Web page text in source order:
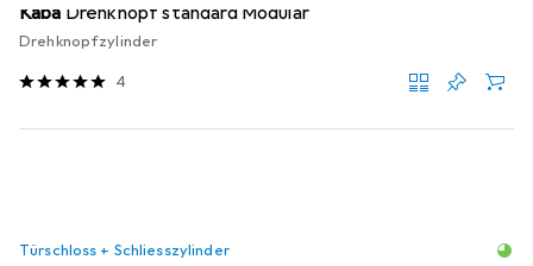
Kaba Drehknopf standard Modular
Drehknopfzylinder
4
Türschloss + Schliesszylinder